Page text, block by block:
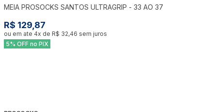
MEIA PROSOCKS SANTOS ULTRAGRIP - 33 AO 37
R$ 129,87
ou em ate 4x de R$ 32,46 sem juros
5% OFF no PIX